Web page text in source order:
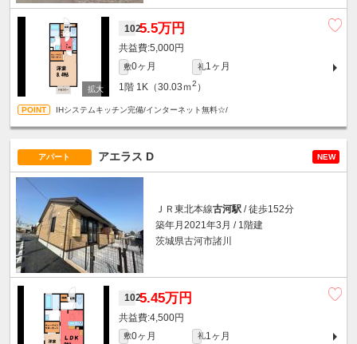
1025.5万円
5,000円
敷0ヶ月 礼1ヶ月
1階 1K（30.03ｍ2 ）
IHシステムキッチン完備/インターネット無料☆/
アパート アエラス D NEW
ＪＲ東北本線古河駅 / 徒歩152分
築年月2021年3月 / 1階建
茨城県古河市諸川
1025.45万円
4,500円
敷0ヶ月 礼1ヶ月